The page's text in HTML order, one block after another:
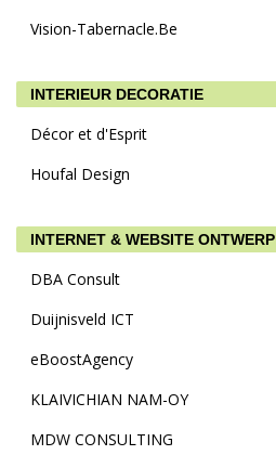
Vision-Tabernacle.Be
INTERIEUR DECORATIE
Décor et d'Esprit
Houfal Design
INTERNET & WEBSITE ONTWERP
DBA Consult
Duijnisveld ICT
eBoostAgency
KLAIVICHIAN NAM-OY
MDW CONSULTING